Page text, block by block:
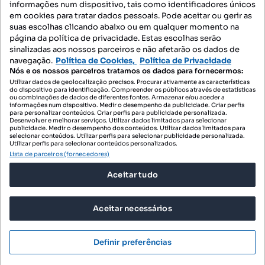
Mapa do Site
Contacte-nos
SIGA-NOS:
DESCARREGAR NA:
© 2026 Imovirtual.com, OLX Portugal, S.A.
TERMOS DE UTILIZAÇÃO
POLÍTICA DE PRIVACIDADE
CONFIGURAÇÕES DE PRIVACIDADE
informações num dispositivo, tais como identificadores únicos
em cookies para tratar dados pessoais. Pode aceitar ou gerir as
suas escolhas clicando abaixo ou em qualquer momento na
página da política de privacidade. Estas escolhas serão
sinalizadas aos nossos parceiros e não afetarão os dados de
navegação. Política de Cookies, Política de Privacidade
Nós e os nossos parceiros tratamos os dados para fornecermos:
Utilizar dados de geolocalização precisos. Procurar ativamente as características
do dispositivo para identificação. Compreender os públicos através de estatísticas
ou combinações de dados de diferentes fontes. Armazenar e/ou aceder a
informações num dispositivo. Medir o desempenho da publicidade. Criar perfis
para personalizar conteúdos. Criar perfis para publicidade personalizada.
Desenvolver e melhorar serviços. Utilizar dados limitados para selecionar
publicidade. Medir o desempenho dos conteúdos. Utilizar dados limitados para
selecionar conteúdos. Utilizar perfis para selecionar publicidade personalizada.
Utilizar perfis para selecionar conteúdos personalizados.
Lista de parceiros (fornecedores)
Aceitar tudo
Aceitar necessários
Definir preferências